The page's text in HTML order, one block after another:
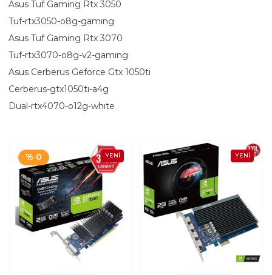
Asus Tuf Gaming Rtx 3050
Tuf-rtx3050-o8g-gamıng
Asus Tuf Gaming Rtx 3070
Tuf-rtx3070-o8g-v2-gamıng
Asus Cerberus Geforce Gtx 1050ti
Cerberus-gtx1050tı-a4g
Dual-rtx4070-o12g-whıte
% 0